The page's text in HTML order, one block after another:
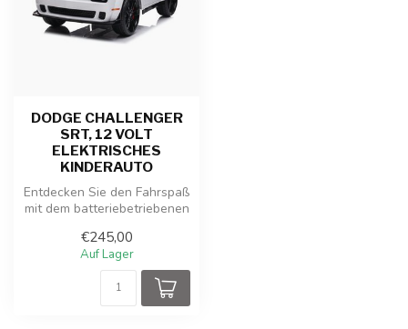
DODGE CHALLENGER
SRT, 12 VOLT
ELEKTRISCHES
KINDERAUTO
Entdecken Sie den Fahrspaß
mit dem batteriebetriebenen
Challeng...
€245,00
Auf Lager